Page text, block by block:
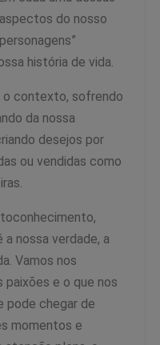
do nosso
história de vida.
o contexto, sofrendo
da nossa
desejos por
ou vendidas como
nossa verdade, a
Vamos nos
e o que nos
pode chegar de
momentos e